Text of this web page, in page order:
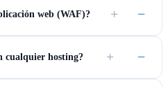
web (WAF)? + −
cualquier hosting? + −